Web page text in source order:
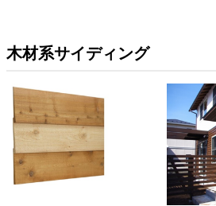
木材系サイディング